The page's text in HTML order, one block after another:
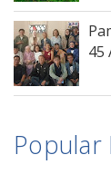
45
Popular